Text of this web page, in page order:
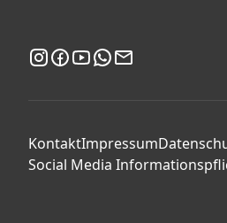
Instagram
Facebook
YouTubeWhatsApp
KontaktImpressum
Social Media